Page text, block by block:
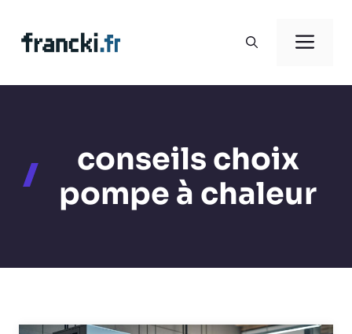
contenu
conseils choix
pompe à chaleur